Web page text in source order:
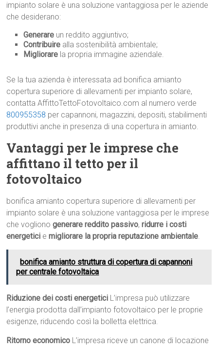
impianto solare è una soluzione vantaggiosa per le aziende
che desiderano:
Generare un reddito aggiuntivo;
Contribuire alla sostenibilità ambientale;
Migliorare la propria immagine aziendale.
Se la tua azienda è interessata ad bonifica amianto
copertura superiore di allevamenti per impianto solare,
contatta AffittoTettoFotovoltaico.com al numero verde
800955358 per capannoni, magazzini, depositi, stabilimenti
produttivi anche in presenza di una copertura in amianto.
Vantaggi per le imprese che
affittano il tetto per il
fotovoltaico
bonifica amianto copertura superiore di allevamenti per
impianto solare è una soluzione vantaggiosa per le imprese
che voglionogenerare reddito passivo,ridurre i costi
energetici emigliorare la propria reputazione ambientale.
bonifica amianto struttura di copertura di capannoni
per centrale fotovoltaica
Riduzione dei costi energetici L’impresa può utilizzare
l’energia prodotta dall’impianto fotovoltaico per le proprie
esigenze, riducendo così la bolletta elettrica.
Ritorno economico L’impresa riceve un canone di locazione